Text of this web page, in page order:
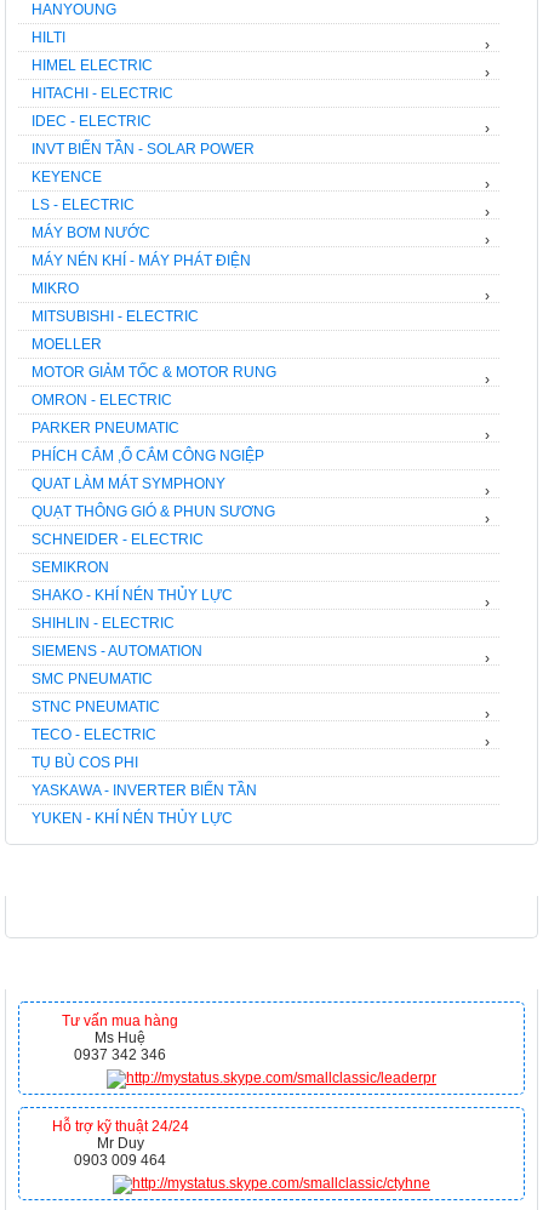
HANYOUNG
HILTI
HIMEL ELECTRIC
›
HITACHI - ELECTRIC
›
IDEC - ELECTRIC
INVT BIẾN TẦN - SOLAR POWER
›
KEYENCE
LS - ELECTRIC
›
MÁY BƠM NƯỚC
›
MÁY NÉN KHÍ - MÁY PHÁT ĐIỆN
›
MIKRO
MITSUBISHI - ELECTRIC
›
MOELLER
MOTOR GIẢM TỐC & MOTOR RUNG
OMRON - ELECTRIC
›
PARKER PNEUMATIC
PHÍCH CẮM ,Ổ CẮM CÔNG NGIỆP
›
QUAT LÀM MÁT SYMPHONY
QUẠT THÔNG GIÓ & PHUN SƯƠNG
›
SCHNEIDER - ELECTRIC
›
SEMIKRON
SHAKO - KHÍ NÉN THỦY LỰC
SHIHLIN - ELECTRIC
›
SIEMENS - AUTOMATION
SMC PNEUMATIC
›
STNC PNEUMATIC
TECO - ELECTRIC
›
TỤ BÙ COS PHI
›
YASKAWA - INVERTER BIẾN TẦN
YUKEN - KHÍ NÉN THỦY LỰC
Tư vấn mua hàng
Ms Huệ
0937 342 346
Hỗ trợ kỹ thuật 24/24
Mr Duy
0903 009 464